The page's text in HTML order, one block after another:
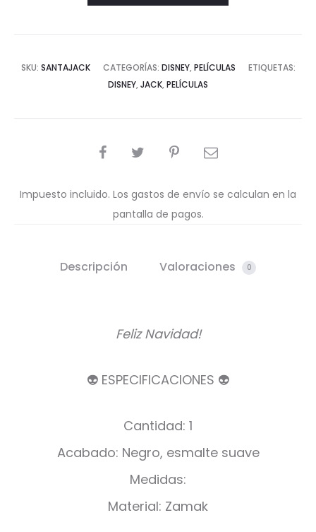
SKU: SANTAJACK CATEGORÍAS: DISNEY, PELÍCULAS
ETIQUETAS:
DISNEY, JACK, PELÍCULAS
COMPARTIR
Impuesto incluido. Los gastos de envío se calculan en la
pantalla de pagos.
Descripción Valoraciones 0
Feliz Navidad!
👽 ESPECIFICACIONES 👽
Cantidad: 1
Acabado: Negro, esmalte suave
Medidas:
Material: Zamak